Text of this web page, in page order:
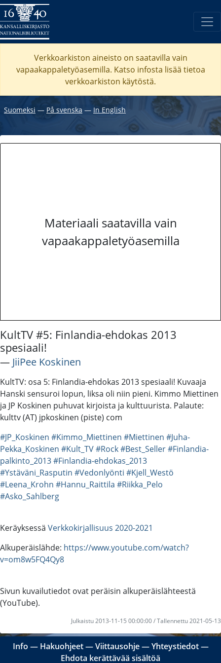
Verkkoarkiston aineisto on saatavilla vain
vapaakappaletyöasemilla. Katso infosta lisää tietoa
verkkoarkiston käytöstä.
Suomeksi ― På svenska ― In English
Materiaali saatavilla vain
vapaakappaletyöasemilla
KultTV #5: Finlandia-ehdokas 2013
spesiaali!
― JiiPee Koskinen
KultTV: osa 5: Finlandia-ehdokas 2013 spesiaali! Kuvaaja
Hanski sensuroi lopun, liksa oli niin pieni. Kimmo Miettinen
ja JP Koskinen puhuvat kirjoista ja kulttuurista. Palaute:
kulttv (AT) jpkoskinen (piste) com
#JP_Koskinen #Kimmo_Miettinen #Miettinen #Juha-
Pekka_Koskinen #Kult_TV#Rock#Best_Seller#Finlandia-
palkinto_2013#Finlandia-ehdokas_2013
#Ystäväni_Rasputin #Vedonlyönti #Kjell_Westö
#Leena_Krohn #Hannu_Raittila #Riikka_Pelo
#Asko_Sahlberg
Keräyksessä Verkkokirjallisuus 2020-2021
Alkuperäislähde: https://www.youtube.com/watch?
v=om8w5FQ4Qy8
Sivun kuvailutiedot ovat peräisin alkuperäislähteestä
(YouTube).
Julkaistu 2013-11-15 00:00:00 / Tallennettu 2021-05-13
Info ― Hakuohjeet―Viittausohje―Yhteystiedot―
Ehdota kerättävää sisältöä